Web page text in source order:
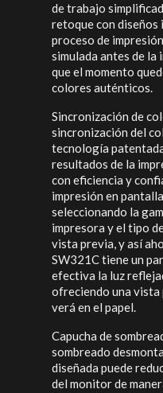
de trabajo
retoque con
proceso de
simulada antes de la
que el momento
colores auténticos.
Sincronización de
sincronización del
tecnología
resultados de la
con eficiencia y
impresión en
seleccionando la
impresora y el tipo
vista previa, y así
SW321C tiene un
efectiva la luz
ofreciendo una vista
verá en el papel.
Capucha de
sombreado
diseñada puede
del monitor de